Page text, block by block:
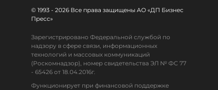
© 1993 - 2026 Все права защищены АО «ДП Бизнес
Пресс»
Зарегистрировано Федеральной службой по
надзору в сфере связи, информационных
технологий и массовых коммуникаций
(Роскомнадзор), номер свидетельства ЭЛ № ФС 77
- 65426 от 18.04.2016г.
Функционирует при финансовой поддержке